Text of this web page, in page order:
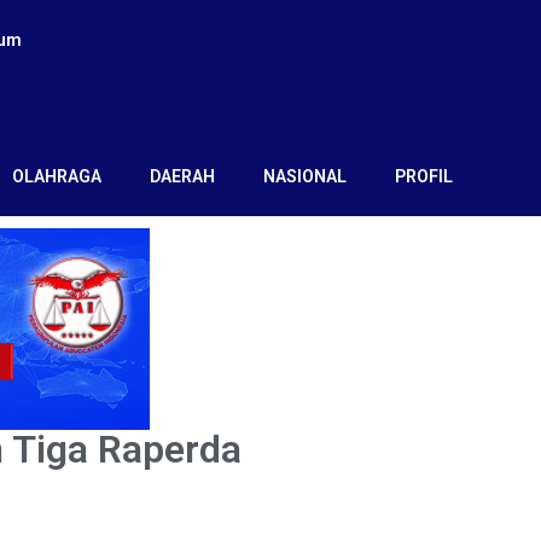
OLAHRAGA DAERAH NASIONAL PROFIL
Raperda